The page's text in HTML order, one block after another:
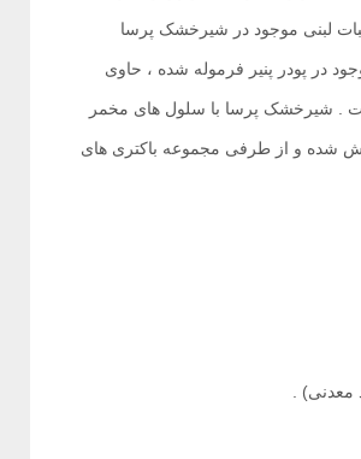
. ترکیبات لبنی موجود در شیرخشک پرسا
در پودر پنیر فرموله شده ، حاوی
. شیرخشک پرسا با سلول های مخمر
شده و از طرفی مجموعه باکتری های
معدنی) .